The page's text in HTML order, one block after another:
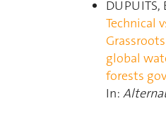
DUPUITS,
Technical
global
forests
In: